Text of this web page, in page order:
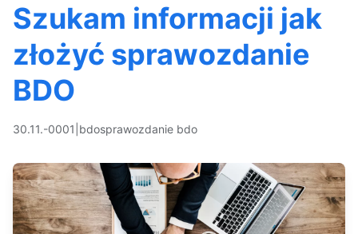
Szukam informacji jak
złożyć sprawozdanie
BDO
30.11.-0001 bdosprawozdanie bdo